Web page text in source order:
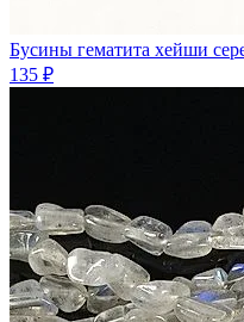
Бусины гематита хейши
135 ₽